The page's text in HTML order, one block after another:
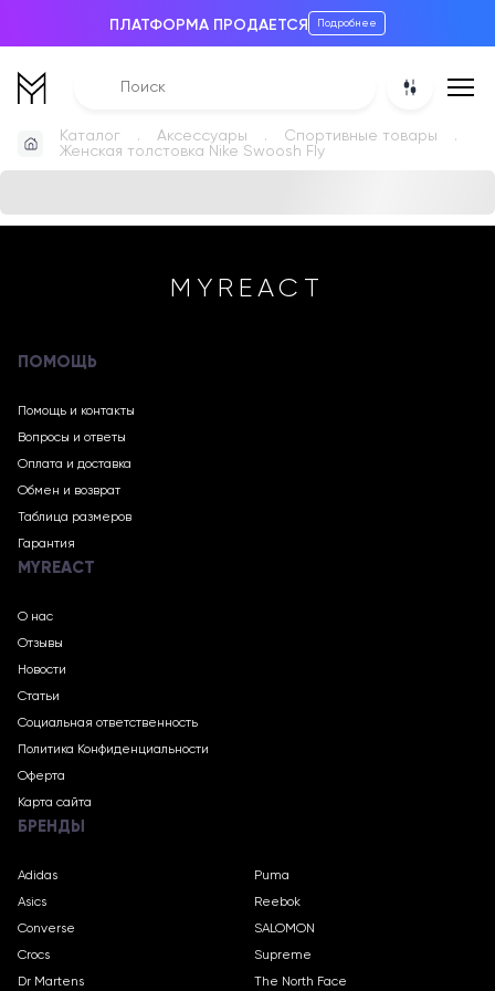
ПЛАТФОРМА ПРОДАЕТСЯ Подробнее
Каталог Аксессуары
Спортивные товары
Женская толстовка Nike Swoosh Fly
MYREACT
ПОМОЩЬ
Помощь и контакты
Вопросы и ответы
Оплата и доставка
Обмен и возврат
Таблица размеров
Гарантия
MYREACT
О нас
Отзывы
Новости
Статьи
Социальная ответственность
Политика Конфиденциальности
Оферта
Карта сайта
БРЕНДЫ
Adidas
Asics
Converse
Crocs
Dr Martens
Puma
Reebok
SALOMON
Supreme
The North Face